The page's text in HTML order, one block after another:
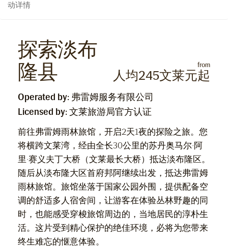
动详情
探索淡布
隆县
from
人均245文莱元起
Operated by: 弗雷姆服务有限公司
Licensed by: 文莱旅游局官方认证
前往弗雷姆雨林旅馆，开启2天1夜的探险之旅。您
将横跨文莱湾，经由全长30公里的苏丹奥马尔·阿
里·赛义夫丁大桥（文莱最长大桥）抵达淡布隆区。
随后从淡布隆大区首府邦阿继续出发，抵达弗雷姆
雨林旅馆。旅馆坐落于国家公园外围，提供配备空
调的舒适多人宿舍间，让游客在体验丛林野趣的同
时，也能感受穿梭旅馆周边的，当地居民的淳朴生
活。这片受到精心保护的绝佳环境，必将为您带来
终生难忘的惬意体验。